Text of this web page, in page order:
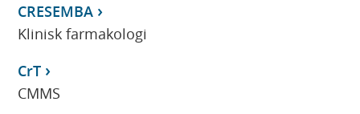
CRESEMBA
Klinisk farmakologi
CrT
CMMS